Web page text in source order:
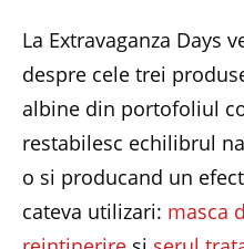
La Extravaganza Days
despre cele trei
albine din portofoliul
restabilesc echilibrul
o si producand un
cateva utilizari: masca